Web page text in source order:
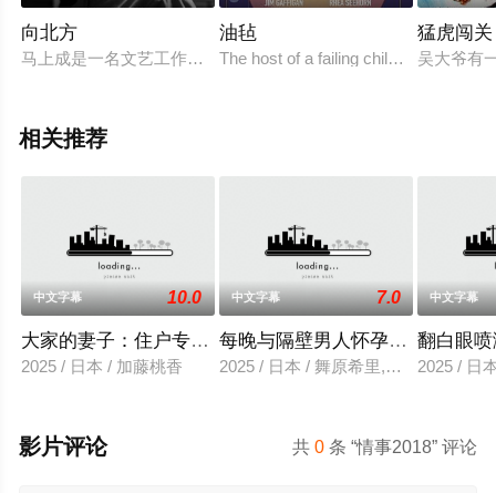
向北方
马上成是一名文艺工作者，在遭遇女朋友秦雨菲爱情长跑分手
油毡
The host of a failing children's
猛虎闯关
吴大爷有
相关推荐
中文字幕 10.0
大家的妻子：住户专用洞口
2025 / 日本 / 加藤桃香
中文字幕 7.0
每晚与隔壁男人怀孕性爱
2025 / 日本 / 舞原希里,佐川金二
中文字幕
翻白眼
2025 / 日
共0 条 “情事2018” 评论
影片评论